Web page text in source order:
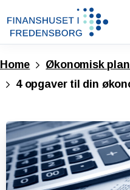
Home
Økonomisk
4 opgaver til din